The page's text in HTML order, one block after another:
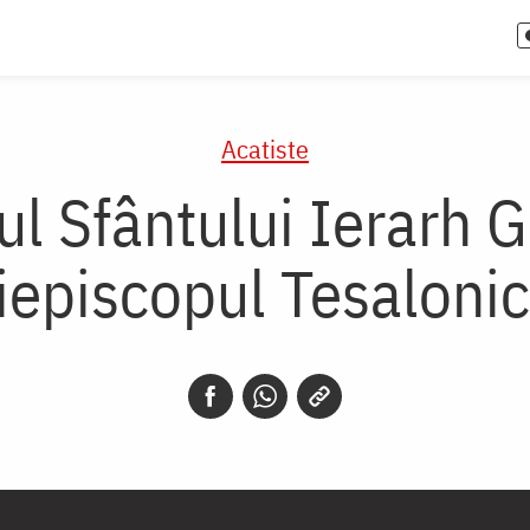
Acatiste
Sfântului Ierarh